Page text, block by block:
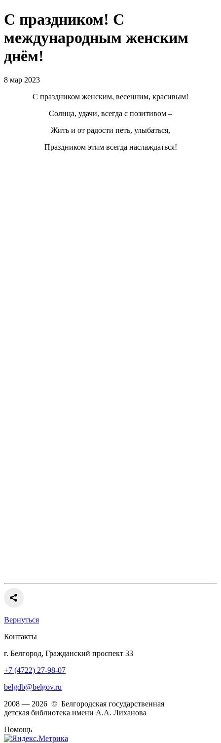
С праздником! С
международным женским
днём!
8 мар 2023
С праздником женским, весенним, красивым!
Солнца, удачи, всегда с позитивом –
Жить и от радости петь, улыбаться,
Праздником этим всегда наслаждаться!
Вернуться
Контакты
г. Белгород, Гражданский проспект 33
+7 (4722) 27-98-07
belgdb@belgov.ru
2008 — 2026 © Белгородская государственная
детская библиотека имени А.А. Лиханова
Помощь